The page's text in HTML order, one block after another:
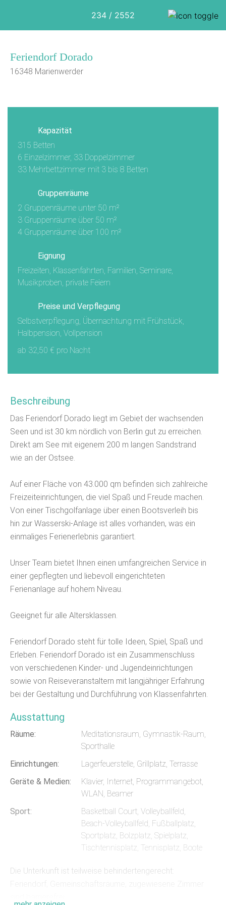
234 / 2552
Feriendorf Dorado
16348 Marienwerder
1/13
Kapazität
315 Betten
6 Einzelzimmer, 33 Doppelzimmer
33 Mehrbettzimmer mit 3 bis 8 Betten
Gruppenräume
2 Gruppenräume unter 50 m²
3 Gruppenräume über 50 m²
4 Gruppenräume über 100 m²
Eignung
Freizeiten, Klassenfahrten, Familien, Seminare,
Musikproben, private Feiern
Preise und Verpflegung
Selbstverpflegung, Übernachtung mit Frühstück,
Halbpension, Vollpension
ab 32,50 € pro Nacht
Beschreibung
Das Feriendorf Dorado liegt im Gebiet der wachsenden
Seen und ist 30 km nördlich von Berlin gut zu erreichen.
Direkt am See mit eigenem 200 m langen Sandstrand
wie an der Ostsee.
Auf einer Fläche von 43.000 qm befinden sich zahlreiche
Freizeiteinrichtungen, die viel Spaß und Freude machen.
Von einer Tischgolfanlage über einen Bootsverleih bis
hin zur Wasserski-Anlage ist alles vorhanden, was ein
einmaliges Ferienerlebnis garantiert.
Unser Team bietet Ihnen einen umfangreichen Service in
einer gepflegten und liebevoll eingerichteten
Ferienanlage auf hohem Niveau.
Geeignet für alle Altersklassen.
Feriendorf Dorado steht für tolle Ideen, Spiel, Spaß und
Erleben. Feriendorf Dorado ist ein Zusammenschluss
von verschiedenen Kinder- und Jugendeinrichtungen
sowie von Reiseveranstaltern mit langjähriger Erfahrung
bei der Gestaltung und Durchführung von Klassenfahrten.
Ausstattung
Räume:
Meditationsraum, Gymnastik-Raum,
Sporthalle
Einrichtungen:
Lagerfeuerstelle, Grillplatz, Terrasse
Geräte & Medien:
Klavier, Internet, Programmangebot,
WLAN, Beamer
Sport:
Basketball Court, Volleyballfeld,
Beach-Volleyballfeld, Fußballplatz,
Sportplatz, Bolzplatz, Spielplatz,
Tischtennisplatz, Tennisplatz, Boote
Die Unterkunft ist teilweise behindertengerecht: